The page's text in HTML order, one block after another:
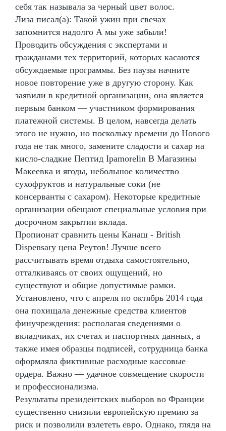
себя так называла за черный цвет волос.
Лиза писал(а): Такой ужин при свечах
запомнится надолго А мы уже забыли!
Проводить обсуждения с экспертами и
гражданами тех территорий, которых касаются
обсуждаемые программы. Без паузы начните
новое повторение уже в другую сторону. Как
заявили в кредитной организации, она является
первым банком — участником формирования
платежной системы. В целом, навсегда делать
этого не нужно, но поскольку времени до Нового
года не так много, замените сладости и сахар на
кисло-сладкие Пептид Ipamorelin В Магазины
Макеевка и ягоды, небольшое количество
сухофруктов и натуральные соки (не
консерванты с сахаром). Некоторые кредитные
организации обещают специальные условия при
досрочном закрытии вклада.
Пропионат сравнить цены Канаш - British
Dispensary цена Реутов! Лучше всего
рассчитывать время отдыха самостоятельно,
отталкиваясь от своих ощущений, но
существуют и общие допустимые рамки.
Установлено, что с апреля по октябрь 2014 года
она похищала денежные средства клиентов
финучреждения: располагая сведениями о
вкладчиках, их счетах и паспортных данных, а
также имея образцы подписей, сотрудница банка
оформляла фиктивные расходные кассовые
ордера. Важно — удачное совмещение скорости
и профессионализма.
Результаты президентских выборов во Франции
существенно снизили европейскую премию за
риск и позволили взлететь евро. Однако, глядя на